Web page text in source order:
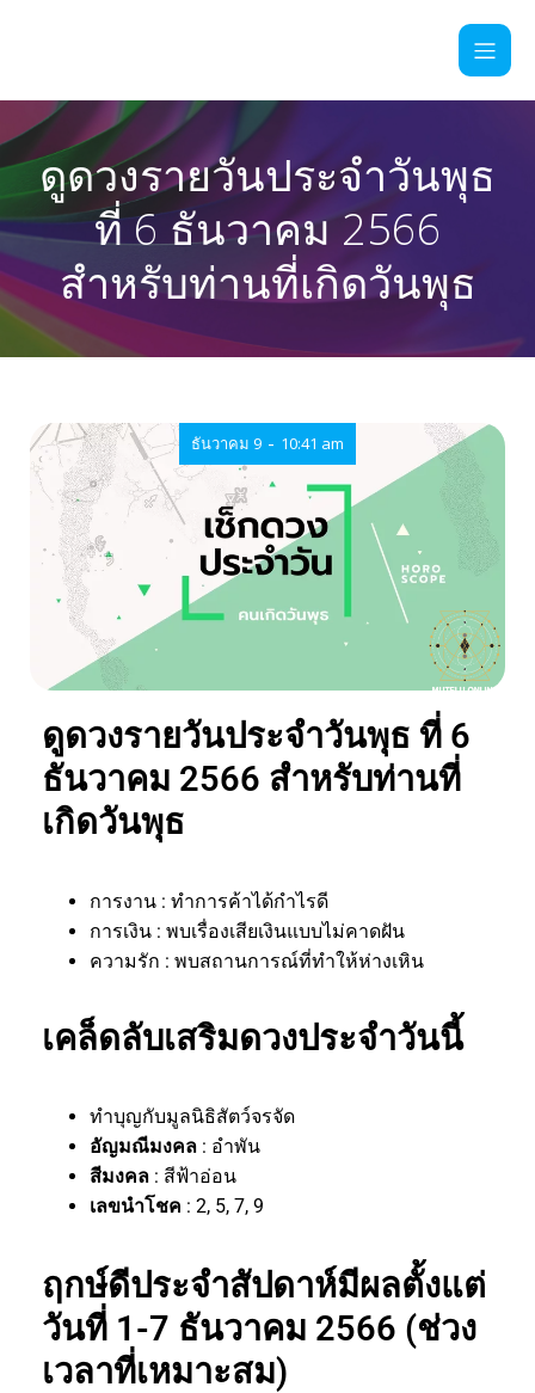
ดูดวงรายวันประจำวันพุธ
ที่ 6 ธันวาคม 2566
สำหรับท่านที่เกิดวันพุธ
ธันวาคม 9 - 10:41 am
ดูดวงรายวันประจำวันพุธ ที่ 6
ธันวาคม 2566 สำหรับท่านที่
เกิดวันพุธ
การงาน : ทำการค้าได้กำไรดี
การเงิน : พบเรื่องเสียเงินแบบไม่คาดฝัน
ความรัก : พบสถานการณ์ที่ทำให้ห่างเหิน
เคล็ดลับเสริมดวงประจำวันนี้
ทำบุญกับมูลนิธิสัตว์จรจัด
อัญมณีมงคล : อำพัน
สีมงคล : สีฟ้าอ่อน
เลขนำโชค : 2, 5, 7, 9
ฤกษ์ดีประจำสัปดาห์มีผลตั้งแต่
วันที่ 1-7 ธันวาคม 2566 (ช่วง
เวลาที่เหมาะสม)